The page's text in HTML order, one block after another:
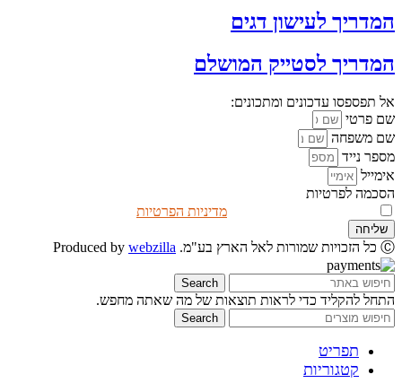
המדריך לעישון דגים
המדריך לסטייק המושלם
אל תפספסו עדכונים ומתכונים:
שם פרטי
שם משפחה
מספר נייד
אימייל
הסכמה לפרטיות
מדיניות הפרטיות
שליחה
Ⓒ כל הזכויות שמורות לאל הארץ בע"מ. Produced by webzilla
Search
התחל להקליד כדי לראות תוצאות של מה שאתה מחפש.
Search
תפריט
קטגוריות